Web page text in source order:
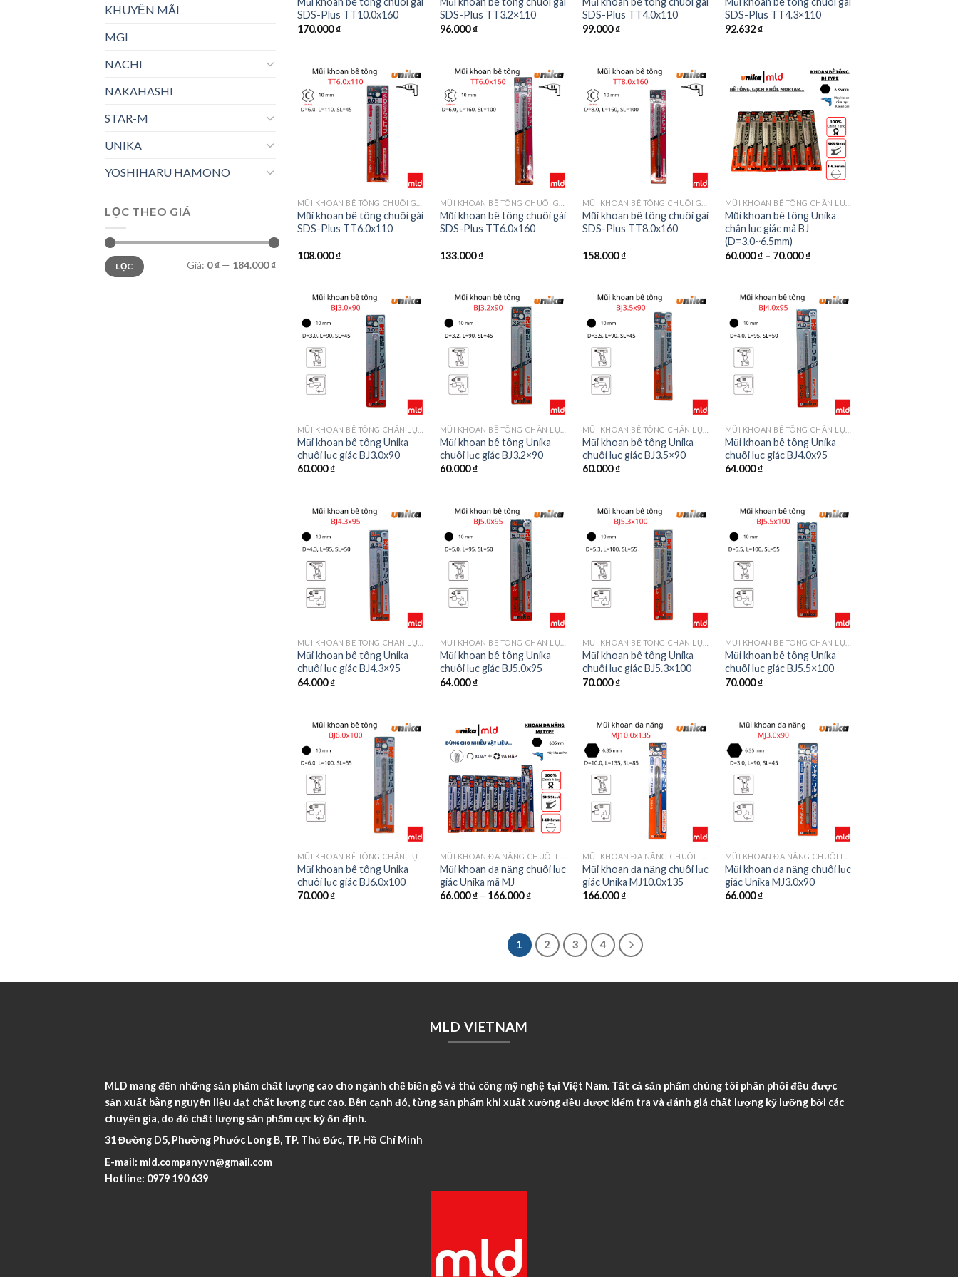
KHUYẾN MÃI
MGI
NACHI
NAKAHASHI
STAR-M
UNIKA
YOSHIHARU HAMONO
LỌC THEO GIÁ
Giá
thấp
nhất
Giá
cao
nhất
LỌC Giá: 0 ₫ — 184.000 ₫
SDS-Plus TT10.0x160
170.000₫
SDS-Plus TT3.2×110
96.000₫
SDS-Plus TT4.0x110
99.000₫
SDS-Plus TT4.3×110
92.632₫
Mũi khoan bê tông chuôi gài
SDS-Plus TT6.0x110
108.000₫
Mũi khoan bê tông chuôi gài
SDS-Plus TT6.0x160
133.000₫
Mũi khoan bê tông chuôi gài
SDS-Plus TT8.0x160
158.000₫
Mũi khoan bê tông Unika
chân lục giác mã BJ
(D=3.0~6.5mm)
60.000₫– 70.000₫
Mũi khoan bê tông Unika
chuôi lục giác BJ3.0x90
60.000₫
Mũi khoan bê tông Unika
chuôi lục giác BJ3.2×90
60.000₫
Mũi khoan bê tông Unika
chuôi lục giác BJ3.5×90
60.000₫
Mũi khoan bê tông Unika
chuôi lục giác BJ4.0x95
64.000₫
Mũi khoan bê tông Unika
chuôi lục giác BJ4.3×95
64.000₫
Mũi khoan bê tông Unika
chuôi lục giác BJ5.0x95
64.000₫
Mũi khoan bê tông Unika
chuôi lục giác BJ5.3×100
70.000₫
Mũi khoan bê tông Unika
chuôi lục giác BJ5.5×100
70.000₫
Mũi khoan bê tông Unika
chuôi lục giác BJ6.0x100
70.000₫
Mũi khoan đa năng chuôi lục
giác Unika mã MJ
66.000₫– 166.000₫
Mũi khoan đa năng chuôi lục
giác Unika MJ10.0x135
166.000₫
Mũi khoan đa năng chuôi lục
giác Unika MJ3.0x90
66.000₫
1 2 3 4
MLD VIETNAM
MLD mang đến những sản phẩm chất lượng cao cho ngành chế biến gỗ và thủ công mỹ nghệ tại Việt Nam. Tất cả sản phẩm chúng tôi phân phối đều được
sản xuất bằng nguyên liệu đạt chất lượng cực cao. Bên cạnh đó, từng sản phẩm khi xuất xưởng đều được kiểm tra và đánh giá chất lượng kỹ lưỡng bởi các
chuyên gia, do đó chất lượng sản phẩm cực kỳ ổn định.
31 Đường D5, Phường Phước Long B, TP. Thủ Đức, TP. Hồ Chí Minh
E-mail: mld.companyvn@gmail.com
Hotline: 0979 190 639